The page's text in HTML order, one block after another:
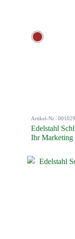
Artikel-Nr.:
Edelstahl
Ihr Marketing